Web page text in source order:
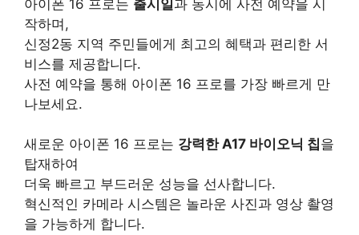
아이폰 16 프로는 출시일과 동시에 사전 예약을 시
작하며,
신정2동 지역 주민들에게 최고의 혜택과 편리한 서
비스를 제공합니다.
사전 예약을 통해 아이폰 16 프로를 가장 빠르게 만
나보세요.
새로운 아이폰 16 프로는 강력한 A17 바이오닉 칩을
탑재하여
더욱 빠르고 부드러운 성능을 선사합니다.
혁신적인 카메라 시스템은 놀라운 사진과 영상 촬영
을 가능하게 합니다.